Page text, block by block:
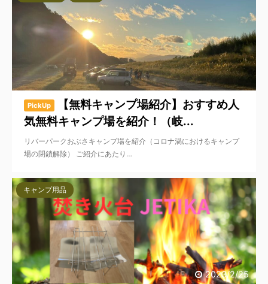
PickUp
【無料キャンプ場紹介】おすすめ人
気無料キャンプ場を紹介！（岐...
リバーパークおぶさキャンプ場を紹介（コロナ渦におけるキャンプ
場の閉鎖解除） ご紹介にあたり…
2023/2/25
キャンプ用品